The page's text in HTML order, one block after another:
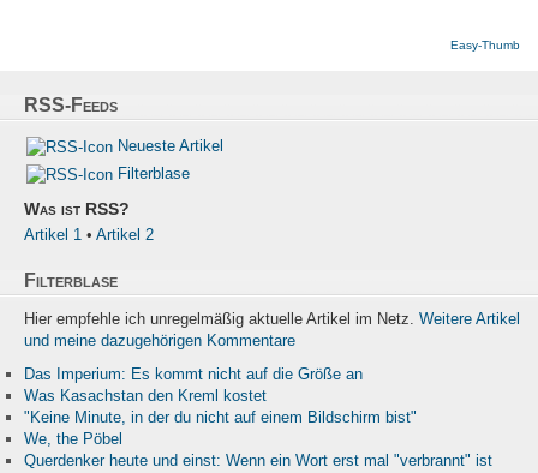
Easy-Thumb
RSS-Feeds
Neueste Artikel
Filterblase
Was ist RSS?
Artikel 1 • Artikel 2
Filterblase
Hier empfehle ich unregelmäßig aktuelle Artikel im Netz. Weitere Artikel
und meine dazugehörigen Kommentare
Das Imperium: Es kommt nicht auf die Größe an
Was Kasachstan den Kreml kostet
"Keine Minute, in der du nicht auf einem Bildschirm bist"
We, the Pöbel
Querdenker heute und einst: Wenn ein Wort erst mal "verbrannt" ist